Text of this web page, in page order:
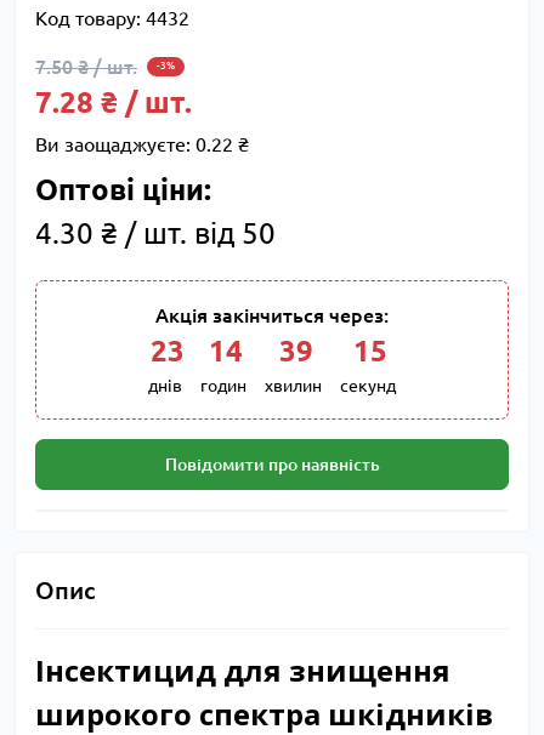
Код товару: 4432
7.50 ₴ / шт. -3%
7.28 ₴ / шт.
Ви заощаджуєте: 0.22 ₴
Оптові ціни:
4.30 ₴ / шт. від 50
Акція закінчиться через:
23
днів
14
годин
39
хвилин
14
секунд
Повідомити про наявність
Опис
Інсектицид для знищення
широкого спектра шкідників